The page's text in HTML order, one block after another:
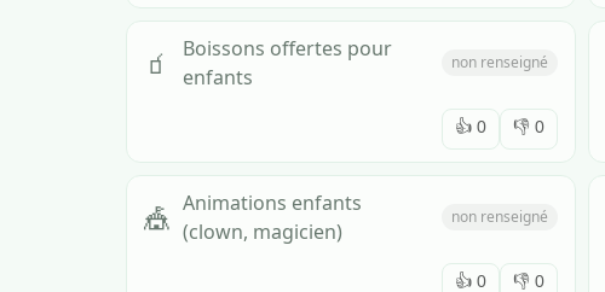
🧃
Boissons offertes pour
enfants
non renseigné
👍 0 👎 0
🎪 Animations enfants
(clown, magicien)
non renseigné
👍 0 👎 0